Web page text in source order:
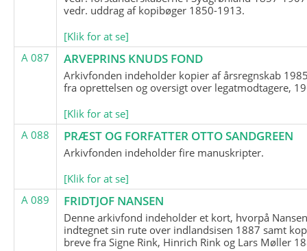
vedr. uddrag af kopibøger 1850-1913.
[Klik for at se]
A 087
ARVEPRINS KNUDS FOND
Arkivfonden indeholder kopier af årsregnskab
fra oprettelsen og oversigt over legatmodtagere,
[Klik for at se]
A 088
PRÆST OG FORFATTER OTTO SANDGREEN
Arkivfonden indeholder fire manuskripter.
[Klik for at se]
A 089
FRIDTJOF NANSEN
Denne arkivfond indeholder et kort, hvorpå
indtegnet sin rute over indlandsisen 1887 samt
breve fra Signe Rink, Hinrich Rink og Lars Møller